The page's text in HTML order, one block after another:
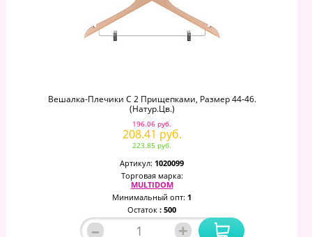
Вешалка-Плечики С 2 Прищепками, Размер 44-46.
(натур.цв.)
196.06 руб.
208.41 руб.
223.85 руб.
Артикул: 1020099
Торговая марка:
MULTIDOM
Минимальный опт: 1
Остаток : 500
– +